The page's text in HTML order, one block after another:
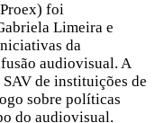
foi
Limeira e
da
audiovisual. A
de instituições de
sobre políticas
do audiovisual.